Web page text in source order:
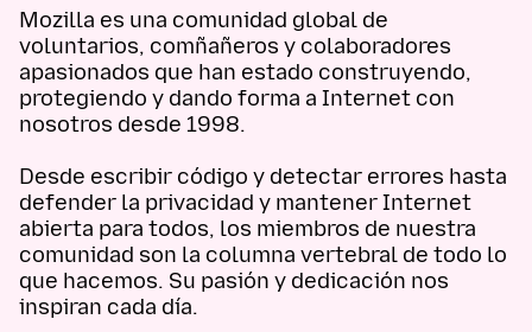
Mozilla es una comunidad global de
voluntarios, comñañeros y colaboradores
apasionados que han estado construyendo,
protegiendo y dando forma a Internet con
nosotros desde 1998.
Desde escribir código y detectar errores hasta
defender la privacidad y mantener Internet
abierta para todos, los miembros de nuestra
comunidad son la columna vertebral de todo lo
que hacemos. Su pasión y dedicación nos
inspiran cada día.